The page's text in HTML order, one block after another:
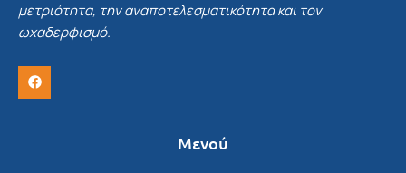
μετριότητα, την αναποτελεσματικότητα και τον
ωχαδερφισμό.
Μενού